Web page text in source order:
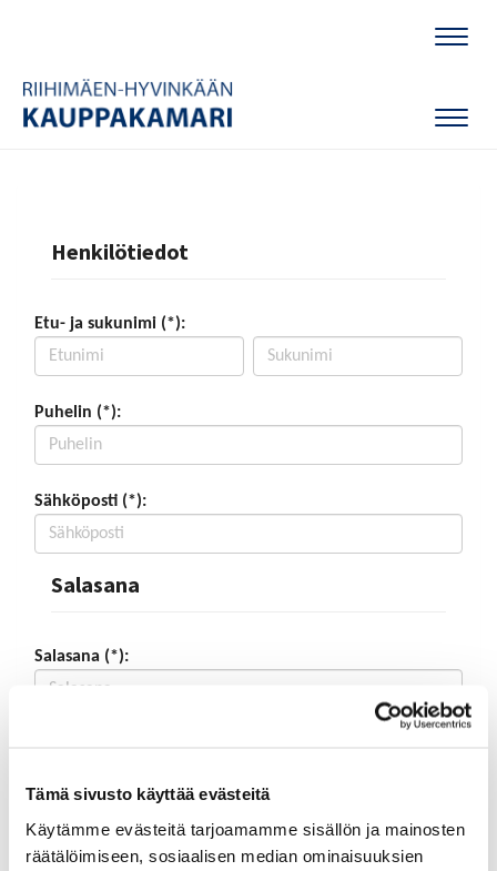
Tämä sivusto käyttää evästeitä
Käytämme evästeitä tarjoamamme sisällön ja mainosten
räätälöimiseen, sosiaalisen median ominaisuuksien
Henkilötiedot
Etu- ja sukunimi (*):
Puhelin (*):
Sähköposti (*):
Salasana
Salasana (*):
Yhteystiedot